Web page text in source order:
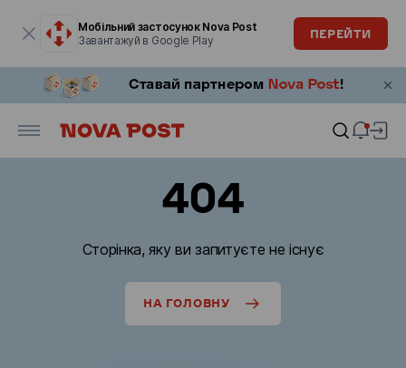
Мобільний застосунок Nova Post
Завантажуй в Google Play
ПЕРЕЙТИ
404
Сторінка, яку ви запитуєте не існує
НА ГОЛОВНУ